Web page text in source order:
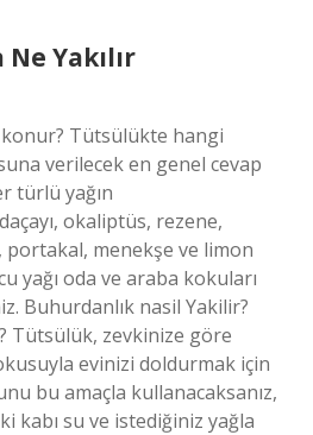
Yakılır
Tütsülükte hangi
verilecek en genel cevap
türlü yağın
okaliptüs, rezene,
menekşe ve limon
yağı oda ve araba kokuları
Buhurdanlık nasil Yakilir?
Tütsülük, zevkinize göre
evinizi doldurmak için
bu amaçla kullanacaksanız,
kabı su ve istediğiniz yağla